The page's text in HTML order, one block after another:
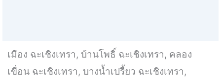
เมือง ฉะเชิงเทรา, บ้านโพธิ์ ฉะเชิงเทรา, คลอง
เขื่อน ฉะเชิงเทรา, บางน้ำเปรี้ยว ฉะเชิงเทรา,